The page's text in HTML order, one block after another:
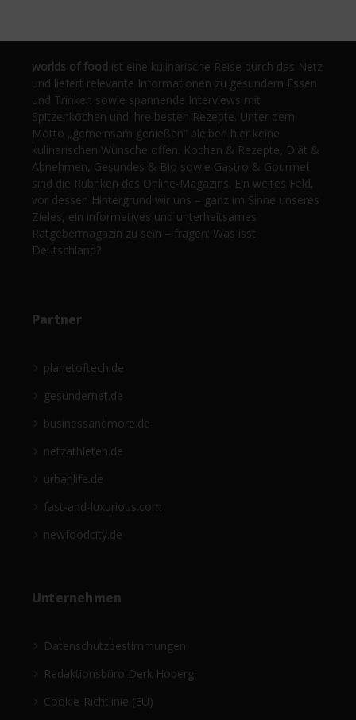
worlds of food ist eine kulinarische Reise durch das Netz
und liefert relevante Informationen zu gesundem Essen
und Trinken sowie spannende Interviews mit
Spitzenköchen und ihre besten Rezepte. Unter dem
Motto „gemeinsam genießen“ bleiben hier keine
kulinarischen Wünsche offen. Kochen & Rezepte, Diät &
Abnehmen, Gesundes & Bio sowie Gastro & Gourmet
sind die Rubriken des Online-Magazins. Ein weites Feld,
vor dessen Hintergrund wir uns – ganz im Sinne unseres
Zieles, ein informatives und unterhaltsames
Ratgebermagazin zu sein – fragen: Was isst
Deutschland?
Partner
planetoftech.de
gesündernet.de
businessandmore.de
netzathleten.de
urbanlife.de
fast-and-luxurious.com
newfoodcity.de
Unternehmen
Datenschutzbestimmungen
Redaktionsbüro Derk Hoberg
Cookie-Richtlinie (EU)